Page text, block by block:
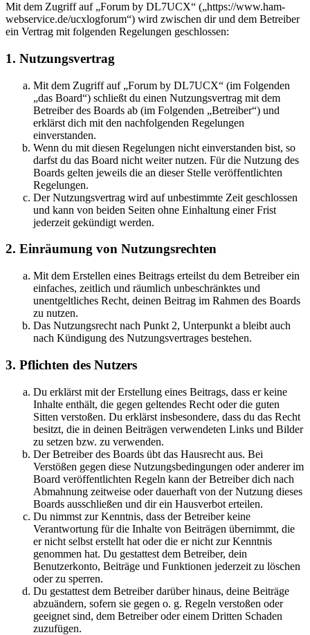
Mit dem Zugriff auf „Forum by DL7UCX“ („https://www.ham-
webservice.de/ucxlogforum“) wird zwischen dir und dem Betreiber
ein Vertrag mit folgenden Regelungen geschlossen:
1. Nutzungsvertrag
Mit dem Zugriff auf „Forum by DL7UCX“ (im Folgenden
„das Board“) schließt du einen Nutzungsvertrag mit dem
Betreiber des Boards ab (im Folgenden „Betreiber“) und
erklärst dich mit den nachfolgenden Regelungen
einverstanden.
Wenn du mit diesen Regelungen nicht einverstanden bist, so
darfst du das Board nicht weiter nutzen. Für die Nutzung des
Boards gelten jeweils die an dieser Stelle veröffentlichten
Regelungen.
Der Nutzungsvertrag wird auf unbestimmte Zeit geschlossen
und kann von beiden Seiten ohne Einhaltung einer Frist
jederzeit gekündigt werden.
2. Einräumung von Nutzungsrechten
Mit dem Erstellen eines Beitrags erteilst du dem Betreiber ein
einfaches, zeitlich und räumlich unbeschränktes und
unentgeltliches Recht, deinen Beitrag im Rahmen des Boards
zu nutzen.
Das Nutzungsrecht nach Punkt 2, Unterpunkt a bleibt auch
nach Kündigung des Nutzungsvertrages bestehen.
3. Pflichten des Nutzers
Du erklärst mit der Erstellung eines Beitrags, dass er keine
Inhalte enthält, die gegen geltendes Recht oder die guten
Sitten verstoßen. Du erklärst insbesondere, dass du das Recht
besitzt, die in deinen Beiträgen verwendeten Links und Bilder
zu setzen bzw. zu verwenden.
Der Betreiber des Boards übt das Hausrecht aus. Bei
Verstößen gegen diese Nutzungsbedingungen oder anderer im
Board veröffentlichten Regeln kann der Betreiber dich nach
Abmahnung zeitweise oder dauerhaft von der Nutzung dieses
Boards ausschließen und dir ein Hausverbot erteilen.
Du nimmst zur Kenntnis, dass der Betreiber keine
Verantwortung für die Inhalte von Beiträgen übernimmt, die
er nicht selbst erstellt hat oder die er nicht zur Kenntnis
genommen hat. Du gestattest dem Betreiber, dein
Benutzerkonto, Beiträge und Funktionen jederzeit zu löschen
oder zu sperren.
Du gestattest dem Betreiber darüber hinaus, deine Beiträge
abzuändern, sofern sie gegen o. g. Regeln verstoßen oder
geeignet sind, dem Betreiber oder einem Dritten Schaden
zuzufügen.